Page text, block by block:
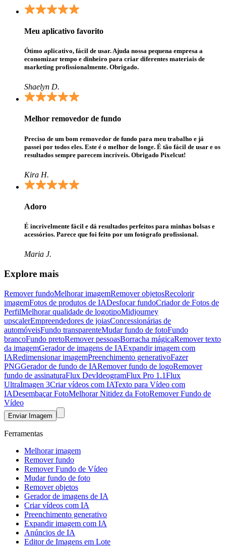
Meu aplicativo favorito
Ótimo aplicativo, fácil de usar. Ajuda nossa pequena empresa a
economizar tempo e dinheiro para criar diferentes materiais de
marketing profissionalmente. Obrigado.
Shaelyn D.
Melhor removedor de fundo
Preciso de um bom removedor de fundo para meu trabalho e já
passei por todos eles. Este é o melhor de longe. É tão fácil de usar e os
resultados sempre parecem incríveis. Obrigado Pixelcut!
Kira H.
Adoro
É incrivelmente fácil e dá resultados perfeitos para minhas bolsas e
acessórios. Parece que foi feito por um fotógrafo profissional.
Maria J.
Explore mais
Remover fundoMelhorar imagemRemover objetosRecolorir
imagemFotos de produtos de IADesfocar fundo​Criador de Fotos de
PerfilMelhorar qualidade de logotipo​Midjourney
upscalerEmpreendedores de joiasConcessionárias de
automóveisFundo transparenteMudar fundo de foto​Fundo
brancoFundo pretoRemover pessoasBorracha mágicaRemover texto
da imagemGerador de imagens de IAExpandir imagem com
IARedimensionar imagemPreenchimento generativoFazer
PNGGerador de fundo de IARemover fundo de logoRemover
fundo de assinaturaFlux DevIdeogramFlux Pro 1.1Flux
UltraImagen 3Criar vídeos com IATexto para Vídeo com
IADesembaçar FotoMelhorar Nitidez da FotoRemover Fundo de
Vídeo
Enviar Imagem
Ferramentas
Melhorar imagem
Remover fundo
Remover Fundo de Vídeo
Mudar fundo de foto​
Remover objetos
Gerador de imagens de IA
Criar vídeos com IA
Preenchimento generativo
Expandir imagem com IA
Anúncios de IA
Editor de Imagens em Lote